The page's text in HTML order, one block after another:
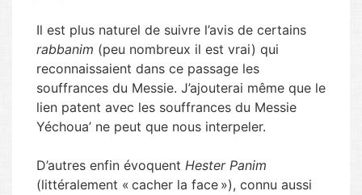
Il est plus naturel de suivre l’avis de certains
rabbanim (peu nombreux il est vrai) qui
reconnaissaient dans ce passage les
souffrances du Messie. J’ajouterai même que le
lien patent avec les souffrances du Messie
Yéchoua’ ne peut que nous interpeler.
D’autres enfin évoquent Hester Panim
(littéralement « cacher la face »), connu aussi